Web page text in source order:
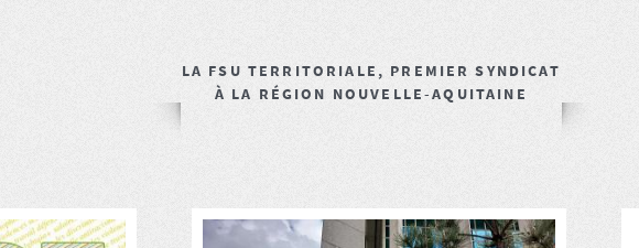
LA FSU TERRITORIALE, PREMIER SYNDICAT
À LA RÉGION NOUVELLE-AQUITAINE